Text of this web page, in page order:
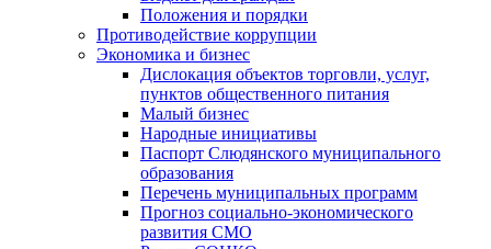
Положения и порядки
Противодействие коррупции
Экономика и бизнес
Дислокация объектов торговли, услуг,
пунктов общественного питания
Малый бизнес
Народные инициативы
Паспорт Слюдянского муниципального
образования
Перечень муниципальных программ
Прогноз социально-экономического
развития СМО